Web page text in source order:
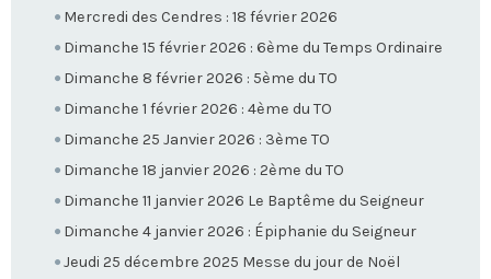
Mercredi des Cendres : 18 février 2026
Dimanche 15 février 2026 : 6ème du Temps Ordinaire
Dimanche 8 février 2026 : 5ème du TO
Dimanche 1 février 2026 : 4ème du TO
Dimanche 25 Janvier 2026 : 3ème TO
Dimanche 18 janvier 2026 : 2ème du TO
Dimanche 11 janvier 2026 Le Baptême du Seigneur
Dimanche 4 janvier 2026 : Épiphanie du Seigneur
Jeudi 25 décembre 2025 Messe du jour de Noël